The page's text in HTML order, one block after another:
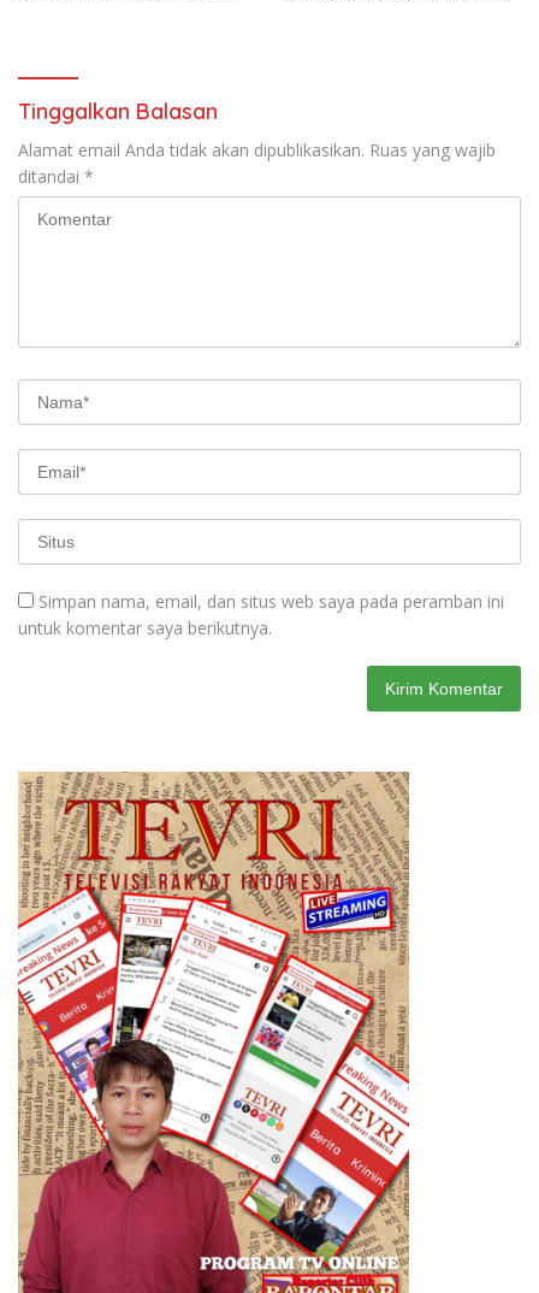
Tinggalkan Balasan
Alamat email Anda tidak akan dipublikasikan. Ruas yang wajib
ditandai *
Simpan nama, email, dan situs web saya pada peramban ini
untuk komentar saya berikutnya.